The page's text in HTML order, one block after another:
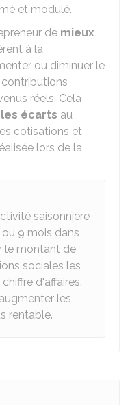
et modulé.
de mieux
à la
ou diminuer le
réels. Cela
écarts au
cotisations et
lors de la
saisonnière
9 mois dans
le montant de
sociales les
d'affaires.
les
rentable.